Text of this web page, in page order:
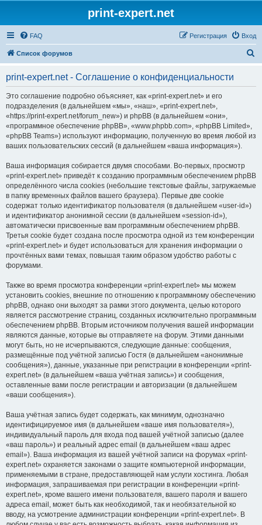
print-expert.net
FAQ Вход
Регистрация
Список форумов
print-expert.net - Соглашение о конфиденциальности
Это соглашение подробно объясняет, как «print-expert.net» и его
подразделения (в дальнейшем «мы», «наш», «print-expert.net»,
«https://print-expert.net/forum_new») и phpBB (в дальнейшем «они»,
«программное обеспечение phpBB», «www.phpbb.com», «phpBB Limited»,
«phpBB Teams») используют информацию, полученную во время любой из
ваших пользовательских сессий (в дальнейшем «ваша информация»).
Ваша информация собирается двумя способами. Во-первых, просмотр
«print-expert.net» приведёт к созданию программным обеспечением phpBB
определённого числа cookies (небольшие текстовые файлы, загружаемые
в папку временных файлов вашего браузера). Первые две cookie
содержат только идентификатор пользователя (в дальнейшем «user-id»)
и идентификатор анонимной сессии (в дальнейшем «session-id»),
автоматически присвоенные вам программным обеспечением phpBB.
Третья cookie будет создана после просмотра одной из тем конференции
«print-expert.net» и будет использоваться для хранения информации о
прочтённых вами темах, повышая таким образом удобство работы с
форумами.
Также во время просмотра конференции «print-expert.net» мы можем
установить cookies, внешние по отношению к программному обеспечению
phpBB, однако они выходят за рамки этого документа, целью которого
является рассмотрение страниц, созданных исключительно программным
обеспечением phpBB. Вторым источником получения вашей информации
являются данные, которые вы отправляете на форум. Этими данными
могут быть, но не исчерпываются, следующие данные: сообщения,
размещённые под учётной записью Гостя (в дальнейшем «анонимные
сообщения»), данные, указанные при регистрации в конференции «print-
expert.net» (в дальнейшем «ваша учётная запись») и сообщения,
оставленные вами после регистрации и авторизации (в дальнейшем
«ваши сообщения»).
Ваша учётная запись будет содержать, как минимум, однозначно
идентифицируемое имя (в дальнейшем «ваше имя пользователя»),
индивидуальный пароль для входа под вашей учётной записью (далее
«ваш пароль») и реальный адрес email (в дальнейшем «ваш адрес
email»). Ваша информация из вашей учётной записи на форумах «print-
expert.net» охраняется законами о защите компьютерной информации,
применяемыми в стране, предоставляющей нам услуги хостинга. Любая
информация, запрашиваемая при регистрации в конференции «print-
expert.net», кроме вашего имени пользователя, вашего пароля и вашего
адреса email, может быть как необходимой, так и необязательной ко
вводу, на усмотрение администрации конференции «print-expert.net». В